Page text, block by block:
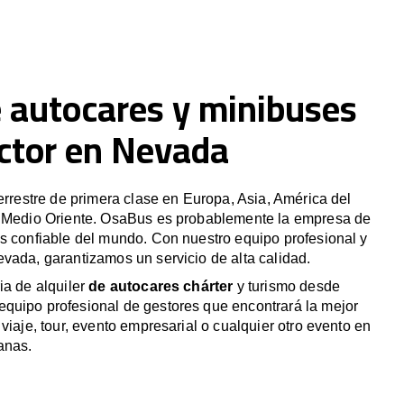
y minibuses
en Nevada
de primera clase en Europa, Asia, América del
Oriente. OsaBus es probablemente la empresa de
confiable del mundo. Con nuestro equipo profesional y
garantizamos un servicio de alta calidad.
de alquilerde autocares chárter y turismo desde
profesional de gestores que encontrará la mejor
tour, evento empresarial o cualquier otro evento en